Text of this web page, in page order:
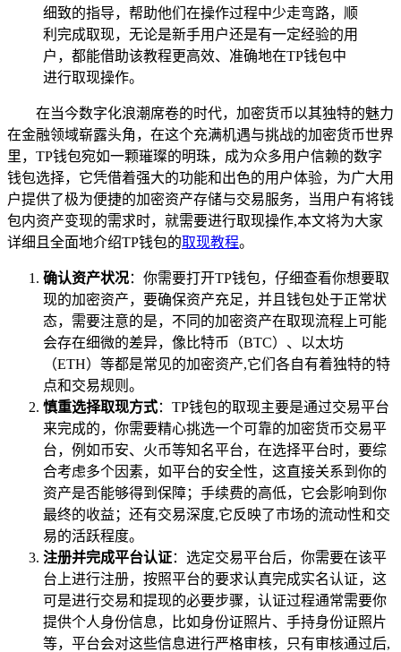
细致的指导，帮助他们在操作过程中少走弯路，顺
利完成取现，无论是新手用户还是有一定经验的用
户，都能借助该教程更高效、准确地在TP钱包中
进行取现操作。
在当今数字化浪潮席卷的时代，加密货币以其独特的魅力
在金融领域崭露头角，在这个充满机遇与挑战的加密货币世界
里，TP钱包宛如一颗璀璨的明珠，成为众多用户信赖的数字
钱包选择，它凭借着强大的功能和出色的用户体验，为广大用
户提供了极为便捷的加密资产存储与交易服务，当用户有将钱
包内资产变现的需求时，就需要进行取现操作,本文将为大家
详细且全面地介绍TP钱包的取现教程。
确认资产状况：你需要打开TP钱包，仔细查看你想要取
现的加密资产，要确保资产充足，并且钱包处于正常状
态，需要注意的是，不同的加密资产在取现流程上可能
会存在细微的差异，像比特币（BTC）、以太坊
（ETH）等都是常见的加密资产,它们各自有着独特的特
点和交易规则。
慎重选择取现方式：TP钱包的取现主要是通过交易平台
来完成的，你需要精心挑选一个可靠的加密货币交易平
台，例如币安、火币等知名平台，在选择平台时，要综
合考虑多个因素，如平台的安全性，这直接关系到你的
资产是否能够得到保障；手续费的高低，它会影响到你
最终的收益；还有交易深度,它反映了市场的流动性和交
易的活跃程度。
注册并完成平台认证：选定交易平台后，你需要在该平
台上进行注册，按照平台的要求认真完成实名认证，这
可是进行交易和提现的必要步骤，认证过程通常需要你
提供个人身份信息，比如身份证照片、手持身份证照片
等，平台会对这些信息进行严格审核，只有审核通过后,